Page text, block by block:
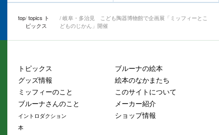
top topics ト
ピックス
岐阜・多治見 こども陶器博物館で企画展「ミッフィーとこ
どものじかん」開催
トピックス
グッズ情報
ミッフィーのこと
ブルーナさんのこと
イントロダクション
本
ブルーナの絵本
絵本のなかまたち
このサイトについて
メーカー紹介
ショップ情報